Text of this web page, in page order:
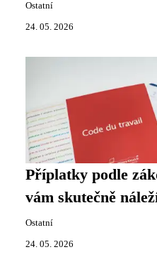
Ostatní
24. 05. 2026
Příplatky podle
vám skutečně
Ostatní
24. 05. 2026